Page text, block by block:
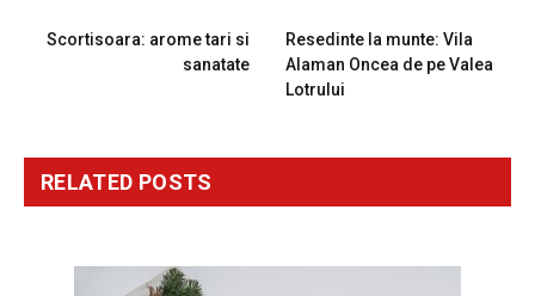
Scortisoara: arome tari si
sanatate
Resedinte la munte: Vila
Alaman Oncea de pe Valea
Lotrului
RELATED POSTS